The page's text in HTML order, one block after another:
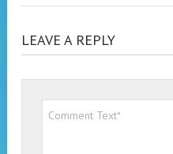
LEAVE A REPLY